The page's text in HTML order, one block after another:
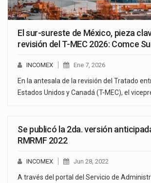
El sur-sureste de México, pieza
revisión del T-MEC 2026: Comce
INCOMEX Ene 7, 2026
En la antesala de la revisión del Tratado
Estados Unidos y Canadá (T-MEC), el
Se publicó la 2da. versión
RMRMF 2022
INCOMEX Jun 28, 2022
A través del portal del Servicio de